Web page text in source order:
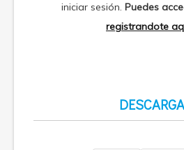
iniciar sesión. Puedes
registrandote